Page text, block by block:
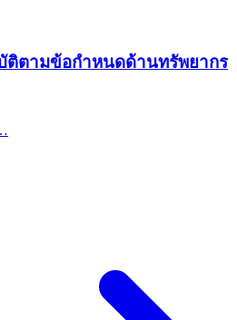
ติตามข้อกำหนดด้านทรัพยากร